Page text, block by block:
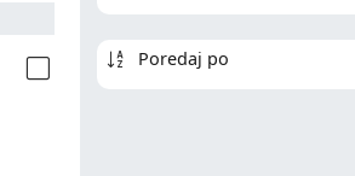
Poredaj po